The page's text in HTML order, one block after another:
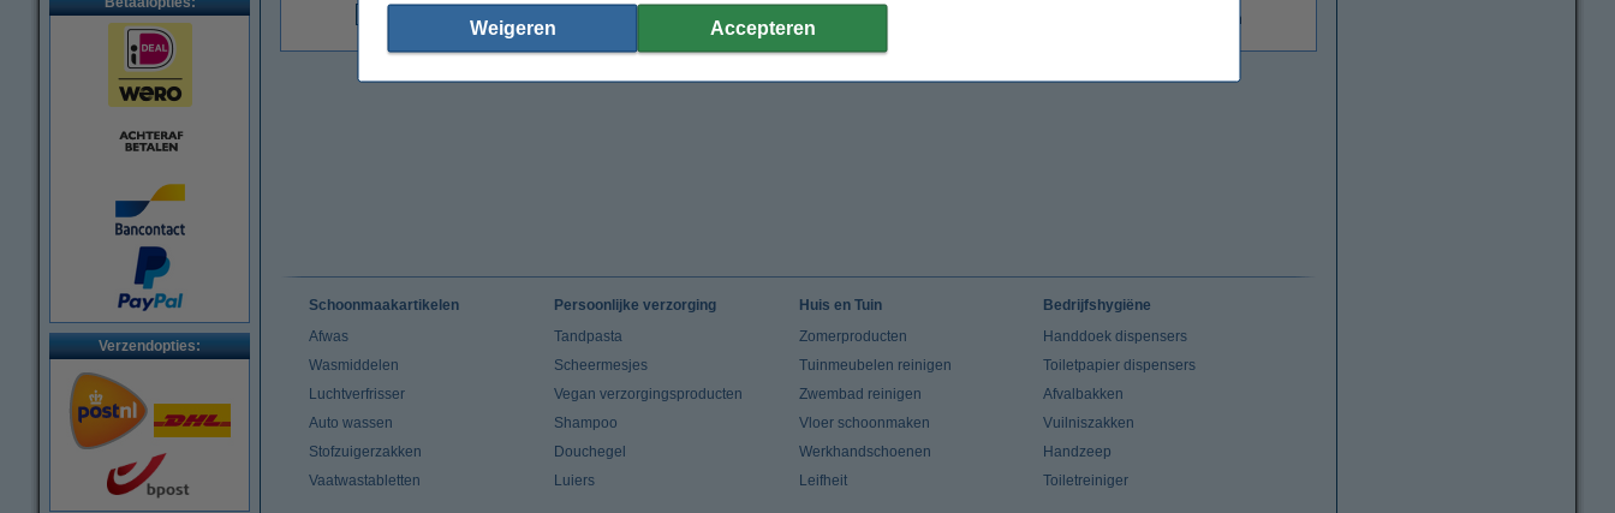
Verzendopties:
€ 28,50
€ 23,55 Exclusief 21% BTW Levertijd <7 dagen
Schoonmaakartikelen
Afwas
Wasmiddelen
Luchtverfrisser
Auto wassen
Stofzuigerzakken
Vaatwastabletten
Persoonlijke verzorging
Tandpasta
Scheermesjes
Vegan verzorgingsproducten
Shampoo
Douchegel
Luiers
Huis en Tuin
Zomerproducten
Tuinmeubelen reinigen
Zwembad reinigen
Vloer schoonmaken
Werkhandschoenen
Leifheit
Bedrijfshygiëne
Handdoek dispensers
Toiletpapier dispensers
Afvalbakken
Vuilniszakken
Handzeep
Toiletreiniger
Weigeren Accepteren